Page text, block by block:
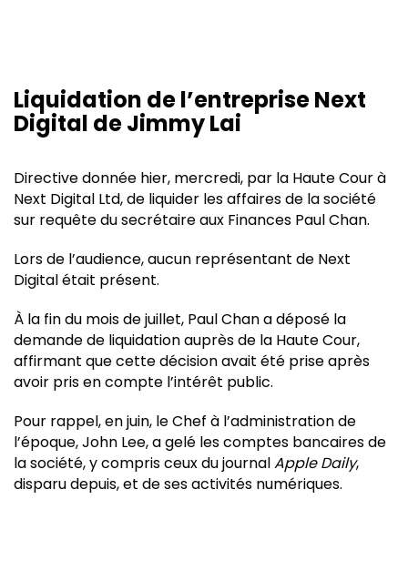
Liquidation de l’entreprise Next
Digital de Jimmy Lai
Directive donnée hier, mercredi, par la Haute Cour à
Next Digital Ltd, de liquider les affaires de la société
sur requête du secrétaire aux Finances Paul Chan.
Lors de l’audience, aucun représentant de Next
Digital était présent.
À la fin du mois de juillet, Paul Chan a déposé la
demande de liquidation auprès de la Haute Cour,
affirmant que cette décision avait été prise après
avoir pris en compte l’intérêt public.
Pour rappel, en juin, le Chef à l’administration de
l’époque, John Lee, a gelé les comptes bancaires de
la société, y compris ceux du journalApple Daily,
disparu depuis, et de ses activités numériques.